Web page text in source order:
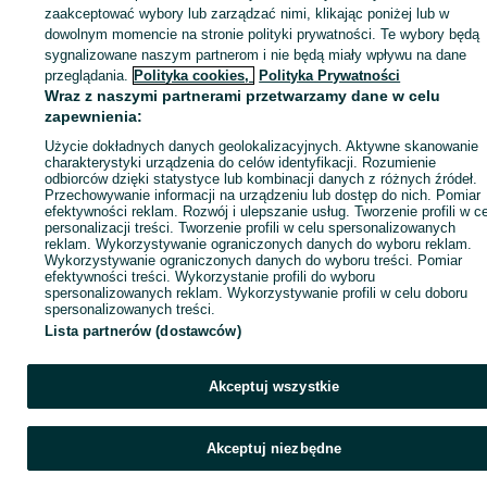
ID:1011906274 Wyświetlenia:
Zadzwoń / SMS
zaakceptować wybory lub zarządzać nimi, klikając poniżej lub w
dowolnym momencie na stronie polityki prywatności. Te wybory będą
sygnalizowane naszym partnerom i nie będą miały wpływu na dane
przeglądania. Polityka cookies, Polityka Prywatności
Wraz z naszymi partnerami przetwarzamy dane w celu
zapewnienia:
Użycie dokładnych danych geolokalizacyjnych. Aktywne skanowanie
charakterystyki urządzenia do celów identyfikacji. Rozumienie
odbiorców dzięki statystyce lub kombinacji danych z różnych źródeł.
Przechowywanie informacji na urządzeniu lub dostęp do nich. Pomiar
efektywności reklam. Rozwój i ulepszanie usług. Tworzenie profili w
personalizacji treści. Tworzenie profili w celu spersonalizowanych
reklam. Wykorzystywanie ograniczonych danych do wyboru reklam.
Wykorzystywanie ograniczonych danych do wyboru treści. Pomiar
efektywności treści. Wykorzystanie profili do wyboru
spersonalizowanych reklam. Wykorzystywanie profili w celu doboru
spersonalizowanych treści.
Lista partnerów (dostawców)
Akceptuj wszystkie
Akceptuj niezbędne